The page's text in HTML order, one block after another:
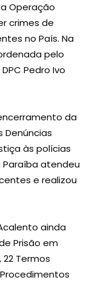
Operação
crimes de
no País. Na
pelo
Pedro Ivo
da
às polícias
Paraíba atendeu
e realizou
ainda
Prisão em
22 Termos